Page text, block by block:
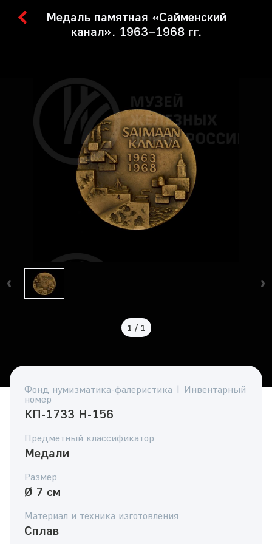
Медаль памятная «Сайменский
канал». 1963–1968 гг.
1 / 1
Фонд нумизматика-фалеристика | Инвентарный
номер
КП-1733 Н-156
Предметный классификатор
Медали
Размер
Ø 7 см
Материал и техника изготовления
Сплав